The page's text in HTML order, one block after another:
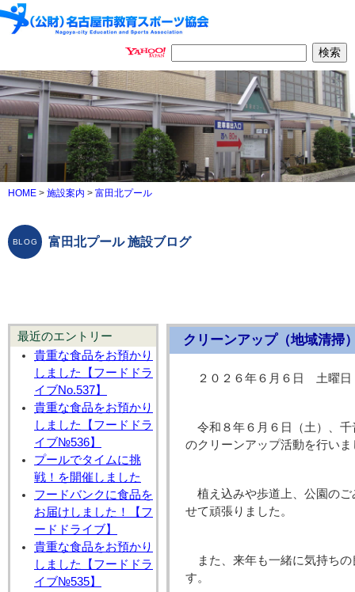
HOME > 施設案内 > 富田北プール
富田北プール 施設ブログ
最近のエントリー
貴重な食品をお預かり
しました【フードドラ
イブNo.537】
貴重な食品をお預かり
しました【フードドラ
イブ№536】
プールでタイムに挑
戦！を開催しました
フードバンクに食品を
お届けしました！【フ
ードドライブ】
貴重な食品をお預かり
しました【フードドラ
イブ№535】
クリーンアップ（地域清掃
２０２６年６月６日 土曜日
令和８年６月６日（土）、
のクリーンアップ活動を行いま
植え込みや歩道上、公園の
せて頑張りました。
また、来年も一緒に気持ち
す。